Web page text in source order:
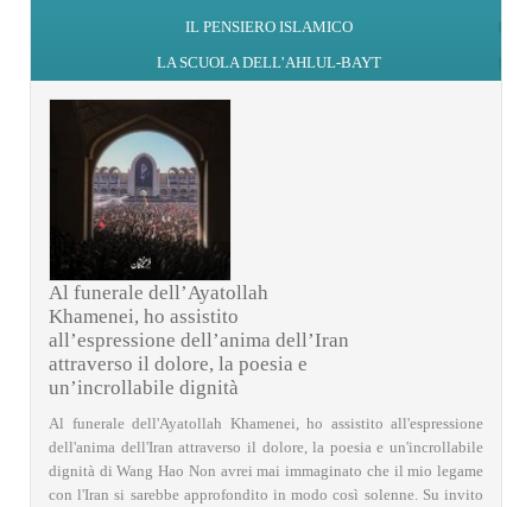
IL PENSIERO ISLAMICO
LA SCUOLA DELL’AHLUL-BAYT
Al funerale dell’Ayatollah
Khamenei, ho assistito
all’espressione dell’anima dell’Iran
attraverso il dolore, la poesia e
un’incrollabile dignità
Al funerale dell'Ayatollah Khamenei, ho assistito all'espressione
dell'anima dell'Iran attraverso il dolore, la poesia e un'incrollabile
dignità di Wang Hao Non avrei mai immaginato che il mio legame
con l'Iran si sarebbe approfondito in modo così solenne. Su invito